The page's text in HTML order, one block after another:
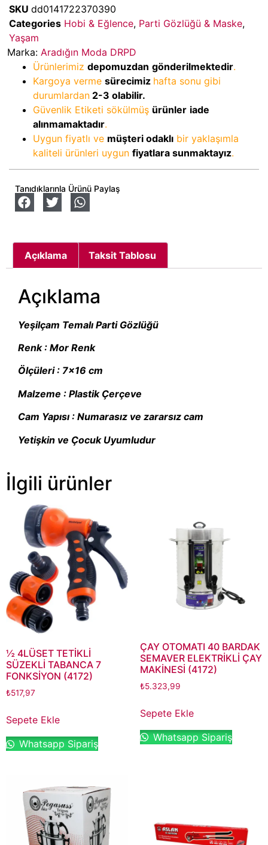
SKU dd0141722370390
Categories Hobi & Eğlence, Parti Gözlüğü & Maske,
Yaşam
Marka: Aradığın Moda DRPD
Ürünlerimiz depomuzdan gönderilmektedir.
Kargoya verme sürecimiz hafta sonu gibi
durumlardan 2-3 olabilir.
Güvenlik Etiketi sökülmüş ürünler iade
alınmamaktadır.
Uygun fiyatlı ve müşteri odaklı bir yaklaşımla
kaliteli ürünleri uygun fiyatlara sunmaktayız.
Tanıdıklarınla Ürünü Paylaş
Açıklama Taksit Tablosu
Açıklama
Yeşilçam Temalı Parti Gözlüğü
Renk : Mor Renk
Ölçüleri : 7×16 cm
Malzeme : Plastik Çerçeve
Cam Yapısı : Numarasız ve zararsız cam
Yetişkin ve Çocuk Uyumludur
İlgili ürünler
½ 4LÜSET TETİKLİ
SÜZEKLİ TABANCA 7
FONKSİYON (4172)
₺517,97
Sepete Ekle
Whatsapp Sipariş
ÇAY OTOMATI 40 BARDAK
SEMAVER ELEKTRİKLİ ÇAY
MAKİNESİ (4172)
₺5.323,99
Sepete Ekle
Whatsapp Sipariş